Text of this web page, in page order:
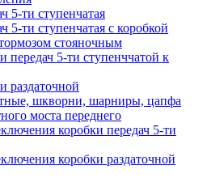
5-ти ступенчатая
5-ти ступенчатая с коробкой
стояночным
передач 5-ти ступенччатой к
раздаточной
шкворни, шарниры, цапфа
моста переднего
коробки передач 5-ти
коробки раздаточной